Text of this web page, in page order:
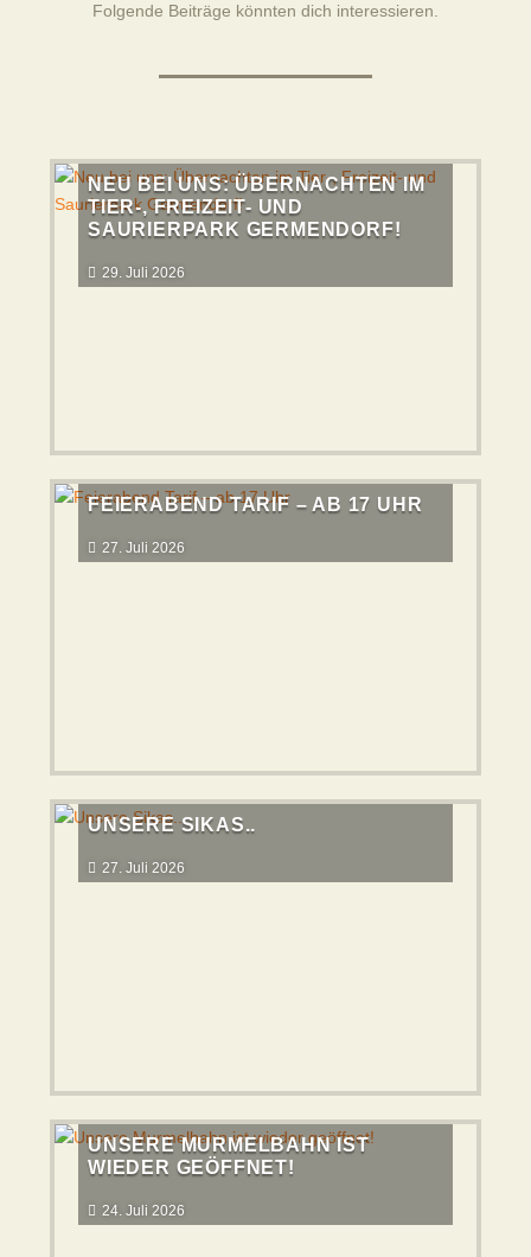
Folgende Beiträge könnten dich interessieren.
NEU BEI UNS: ÜBERNACHTEN IM
TIER-, FREIZEIT- UND
SAURIERPARK GERMENDORF!
29. Juli 2026
FEIERABEND TARIF – AB 17 UHR
27. Juli 2026
UNSERE SIKAS..
27. Juli 2026
UNSERE MURMELBAHN IST
WIEDER GEÖFFNET!
24. Juli 2026